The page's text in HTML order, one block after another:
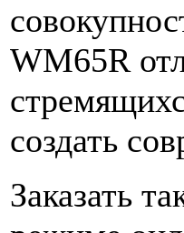
WM65R
создать
Заказать